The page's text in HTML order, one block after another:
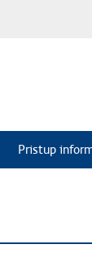
Pristup